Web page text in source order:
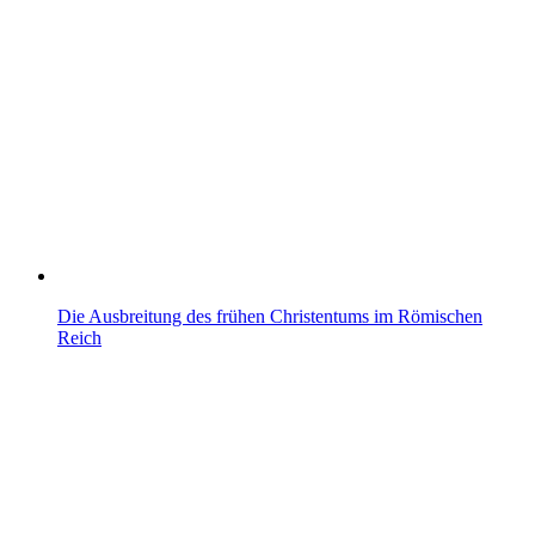
Die Ausbreitung des frühen Christentums im Römischen
Reich